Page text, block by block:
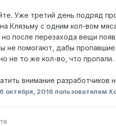
Уже третий день подряд
Клязьму с одним кол-вом
после перезахода вещи
не помогают, дабы
не то же кол-во, что
внимание разработчиков
октября, 2016 пользователем